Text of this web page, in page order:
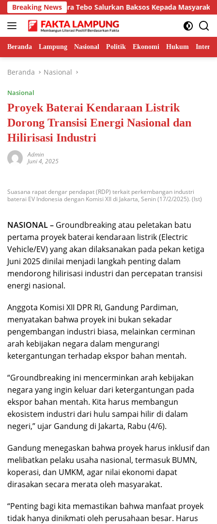
Langsung
ke
konten
Breaking News
Lapas Muara Tebo Salurkan Baksos Kepada Masyarakat
Beranda Lampung Nasional Politik Ekonomi Hukum
Beranda Nasional
Nasional
Proyek Baterai Kendaraan Listrik
Dorong Transisi Energi Nasional dan
Hilirisasi Industri
Admin
Juni 4, 2025
Suasana rapat dengar pendapat (RDP) terkait perkembangan industri
baterai EV Indonesia dengan Komisi XII di Jakarta, Senin (17/2/2025). (Ist)
NASIONAL – Groundbreaking atau peletakan batu
pertama proyek baterai kendaraan listrik (Electric
Vehicle/EV) yang akan dilaksanakan pada pekan ketiga
Juni 2025 dinilai menjadi langkah penting dalam
mendorong hilirisasi industri dan percepatan transisi
energi nasional.
Anggota Komisi XII DPR RI, Gandung Pardiman,
menyatakan bahwa proyek ini bukan sekadar
pengembangan industri biasa, melainkan cerminan
arah kebijakan negara dalam mengurangi
ketergantungan terhadap ekspor bahan mentah.
“Groundbreaking ini mencerminkan arah kebijakan
negara yang ingin keluar dari ketergantungan pada
ekspor bahan mentah. Kita harus membangun
ekosistem industri dari hulu sampai hilir di dalam
negeri,” ujar Gandung di Jakarta, Rabu (4/6).
Gandung menegaskan bahwa proyek harus inklusif dan
melibatkan pelaku usaha nasional, termasuk BUMN,
koperasi, dan UMKM, agar nilai ekonomi dapat
dirasakan secara merata oleh masyarakat.
“Penting bagi kita memastikan bahwa manfaat proyek
tidak hanya dinikmati oleh perusahaan besar. Harus